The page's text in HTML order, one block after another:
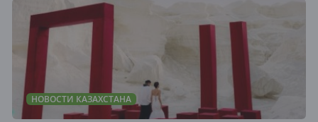
НОВОСТИ КАЗАХСТАНА